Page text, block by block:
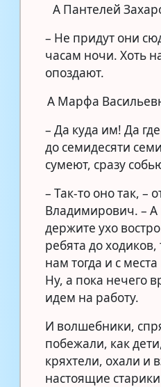
А Пантелей
– Не придут они
часам ночи. Хоть
опоздают.
А Марфа
– Да куда им! Да
до семидесяти
сумеют, сразу
– Так-то оно так, –
Владимирович. – А
держите ухо
ребята до ходиков,
нам тогда и с
Ну, а пока нечего
идем на работу.
И волшебники,
побежали, как
кряхтели, охали и
настоящие